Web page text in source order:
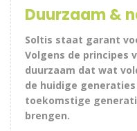
Duurzaam &
Soltis staat garant
Volgens de principes
duurzaam dat wat
de huidige
toekomstige
brengen.